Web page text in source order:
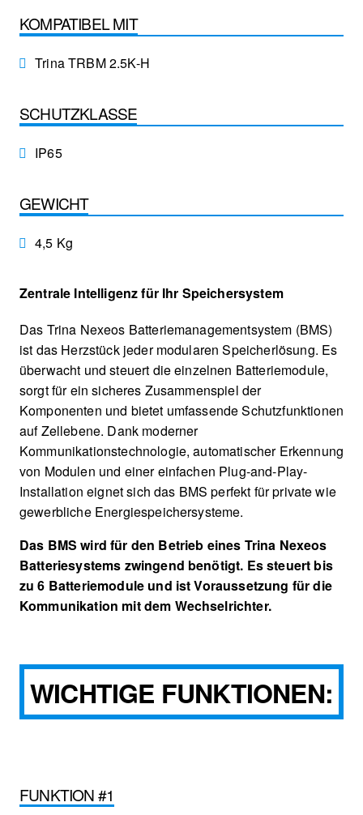
KOMPATIBEL MIT
Trina TRBM 2.5K-H
SCHUTZKLASSE
IP65
GEWICHT
4,5 Kg
Zentrale Intelligenz für Ihr Speichersystem
Das Trina Nexeos Batteriemanagementsystem (BMS)
ist das Herzstück jeder modularen Speicherlösung. Es
überwacht und steuert die einzelnen Batteriemodule,
sorgt für ein sicheres Zusammenspiel der
Komponenten und bietet umfassende Schutzfunktionen
auf Zellebene. Dank moderner
Kommunikationstechnologie, automatischer Erkennung
von Modulen und einer einfachen Plug-and-Play-
Installation eignet sich das BMS perfekt für private wie
gewerbliche Energiespeichersysteme.
Das BMS wird für den Betrieb eines Trina Nexeos
Batteriesystems zwingend benötigt. Es steuert bis
zu 6 Batteriemodule und ist Voraussetzung für die
Kommunikation mit dem Wechselrichter.
WICHTIGE FUNKTIONEN:
FUNKTION #1